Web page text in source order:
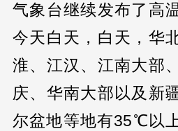
气象台继续发布了高
今天白天，白天，华
淮、江汉、江南大部
庆、华南大部以及新
尔盆地等地有35℃以